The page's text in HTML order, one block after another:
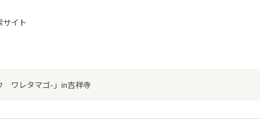
サイト
ワレタマゴ-」in吉祥寺